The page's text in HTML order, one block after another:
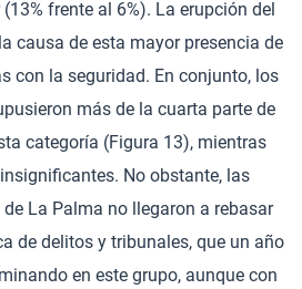
frente al 6%). La erupción del
causa de esta mayor presencia de
con la seguridad. En conjunto, los
más de la cuarta parte de
categoría (Figura 13), mientras
No obstante, las
La Palma no llegaron a rebasar
de delitos y tribunales, que un año
en este grupo, aunque con